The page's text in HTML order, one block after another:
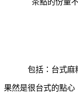
包括：台式麻
果然是很台式的點